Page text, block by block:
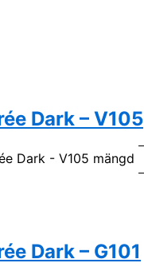
Dark – V105
Dark - V105 mängd
Dark – G101